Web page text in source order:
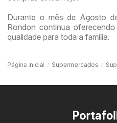
Durante o mês de Agosto
Rondon continua
qualidade para toda a família.
Página Inicial Supermercados